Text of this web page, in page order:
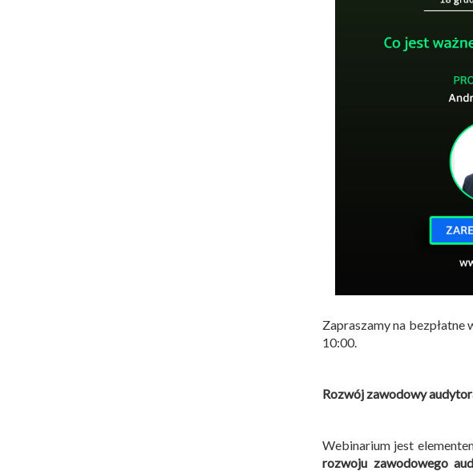
Zapraszamy na bezpłatne
10:00.
Rozwój zawodowy
Webinarium jest
rozwoju zawodowego